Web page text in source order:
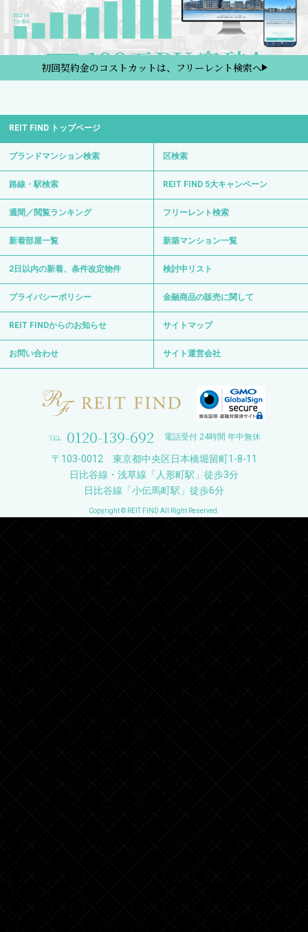
初回契約金のコストカットは、フリーレント検索へ
REIT FIND トップページ
ブランドマンション検索 区検索
路線・駅検索 REIT FIND 5大キャンペーン
週間／閲覧ランキング フリーレント検索
新着部屋一覧 新築マンション一覧
2日以内の新着、条件改定物件 検討中リスト
プライバシーポリシー 金融商品の販売に関して
REIT FINDからのお知らせ サイトマップ
お問い合わせ サイト運営会社
0120-139-692 電話受付 24時間 年中無休
〒103-0012 東京都中央区日本橋堀留町1-8-11
日比谷線・浅草線「人形町駅」徒歩3分
日比谷線「小伝馬町駅」徒歩6分
Copyright © REIT FIND All Right Reserved.